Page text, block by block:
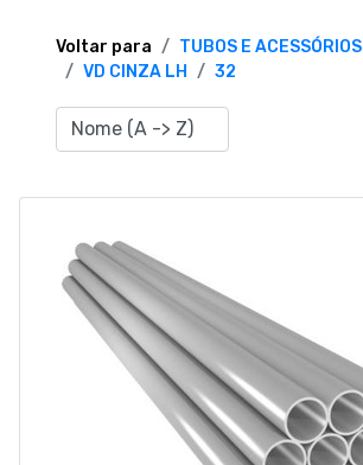
TERMOS E CONDIÇÕES
CONTACTOS
263 710 898 geral@luxivo.pt
Voltar para
TUBOS E ACESSÓRIOS
VD CINZA LH
32